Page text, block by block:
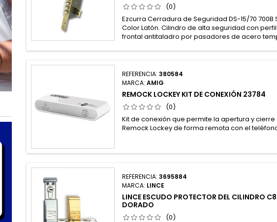
(0)
Ezcurra Cerradura de Seguridad DS-15/70
Color Latón. Cilindro de alta seguridad con
frontal antitaladro por pasadores de acero
REFERENCIA:380584
MARCA:AMIG
REMOCK LOCKEY KIT DE CONEXIÓN 23784
(0)
Kit de conexión que permite la apertura y cierre
Remock Lockey de forma remota con el
REFERENCIA:3695884
MARCA: LINCE
LINCE ESCUDO PROTECTOR DEL CILINDRO
DORADO
(0)